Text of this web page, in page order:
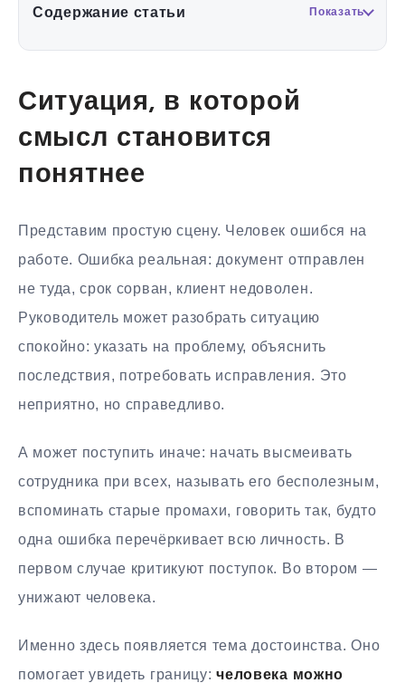
Содержание статьи Показать
Ситуация, в которой
смысл становится
понятнее
Представим простую сцену. Человек ошибся на
работе. Ошибка реальная: документ отправлен
не туда, срок сорван, клиент недоволен.
Руководитель может разобрать ситуацию
спокойно: указать на проблему, объяснить
последствия, потребовать исправления. Это
неприятно, но справедливо.
А может поступить иначе: начать высмеивать
сотрудника при всех, называть его бесполезным,
вспоминать старые промахи, говорить так, будто
одна ошибка перечёркивает всю личность. В
первом случае критикуют поступок. Во втором —
унижают человека.
Именно здесь появляется тема достоинства. Оно
помогает увидеть границу:человека можно